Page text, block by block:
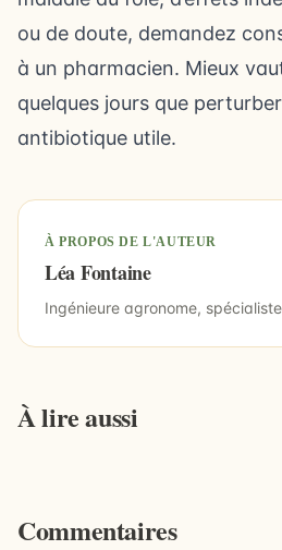
ou de doute, demandez
à un pharmacien. Mieux
quelques jours que
antibiotique utile.
À PROPOS DE L'AUTEUR
Léa Fontaine
Ingénieure agronome,
À lire aussi
Commentaires